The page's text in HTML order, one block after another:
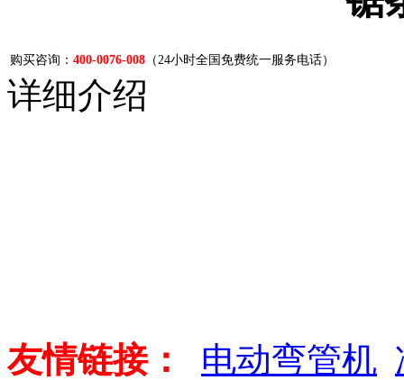
购买咨询： 400-0076-008 （24小时全国免费统一服务电话）
详细介绍
友情链接： 电动弯管机